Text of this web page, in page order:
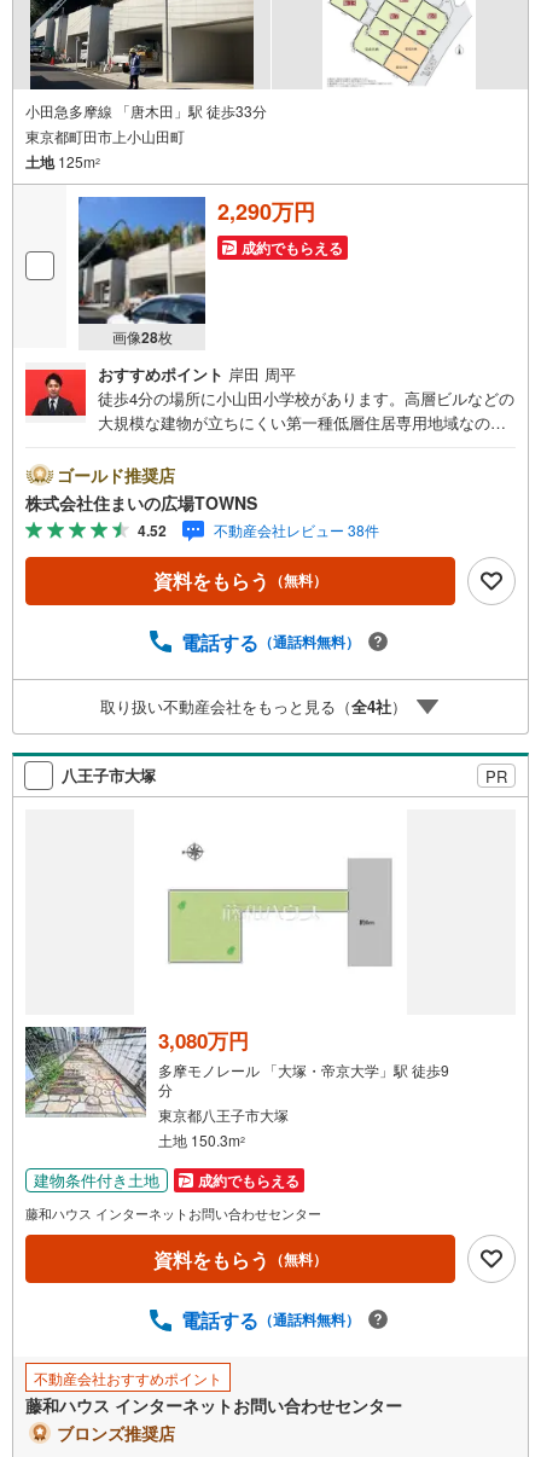
小田急多摩線 「唐木田」駅 徒歩33分
東京都町田市上小山田町
土地125m2
画像28枚
2,290万円
成約でもらえる
おすすめポイント 岸田 周平
徒歩4分の場所に小山田小学校があります。高層ビルなどの
大規模な建物が立ちにくい第一種低層住居専用地域なの
25平米（公簿）です。土地の購入をご検討されているな
ら、ニーズも高いこちらの売地はいかがでしょうか。マイ
ホームをお考えの方には、こちらの住宅用地。【年中無休/
9:00～21:00】人気物件は特にお問い合わせが集中するた
め、お早めにお電話下さい。「室内・現地を見学する」ボ
タンよりご予約頂くとご見学がスムーズです。■その他、各
プランのシミュレーション■住まいの広場TOWNSからお客
件をご紹介させて頂きます！ /他社様掲載物件も併せてご紹
介可能ですのでお気軽にお問い合わせ下さい♪駐車場もご
ざいますので、お車でのお越しも大歓迎です！
ゴールド推奨店
株式会社住まいの広場TOWNS
4.52 不動産会社レビュー 38件
資料をもらう （無料）
電話する （通話料無料）
取り扱い不動産会社をもっと見る（全4社）
八王子市大塚 PR
3,080万円
多摩モノレール 「大塚・帝京大学」駅 徒歩9
分
東京都八王子市大塚
土地 150.3m2
建物条件付き土地 成約でもらえる
藤和ハウス インターネットお問い合わせセンター
資料をもらう （無料）
電話する （通話料無料）
不動産会社おすすめポイント
藤和ハウス インターネットお問い合わせセンター
ブロンズ推奨店